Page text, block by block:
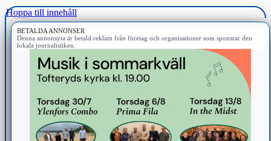
Hoppa till innehåll
BETALDA ANNONSER
Denna annonsyta är betald reklam från företag och organisationer som sponsrar den
lokala journalistiken.